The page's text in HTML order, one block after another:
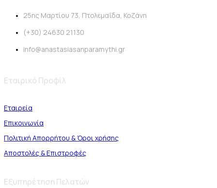
25ης Μαρτίου 73, Πτολεμαΐδα, Κοζάνη
(+30) 24630 21130
info@anastasiasanparamythi.gr
Εταιρικό Προφίλ
Εταιρεία
Επικοινωνία
Πολιτική Απορρήτου & Όροι χρήσης
Αποστολές & Επιστροφές
Εξυπηρέτηση Πελατών